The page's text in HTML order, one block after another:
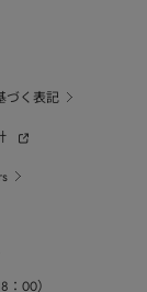
づく表記
00）